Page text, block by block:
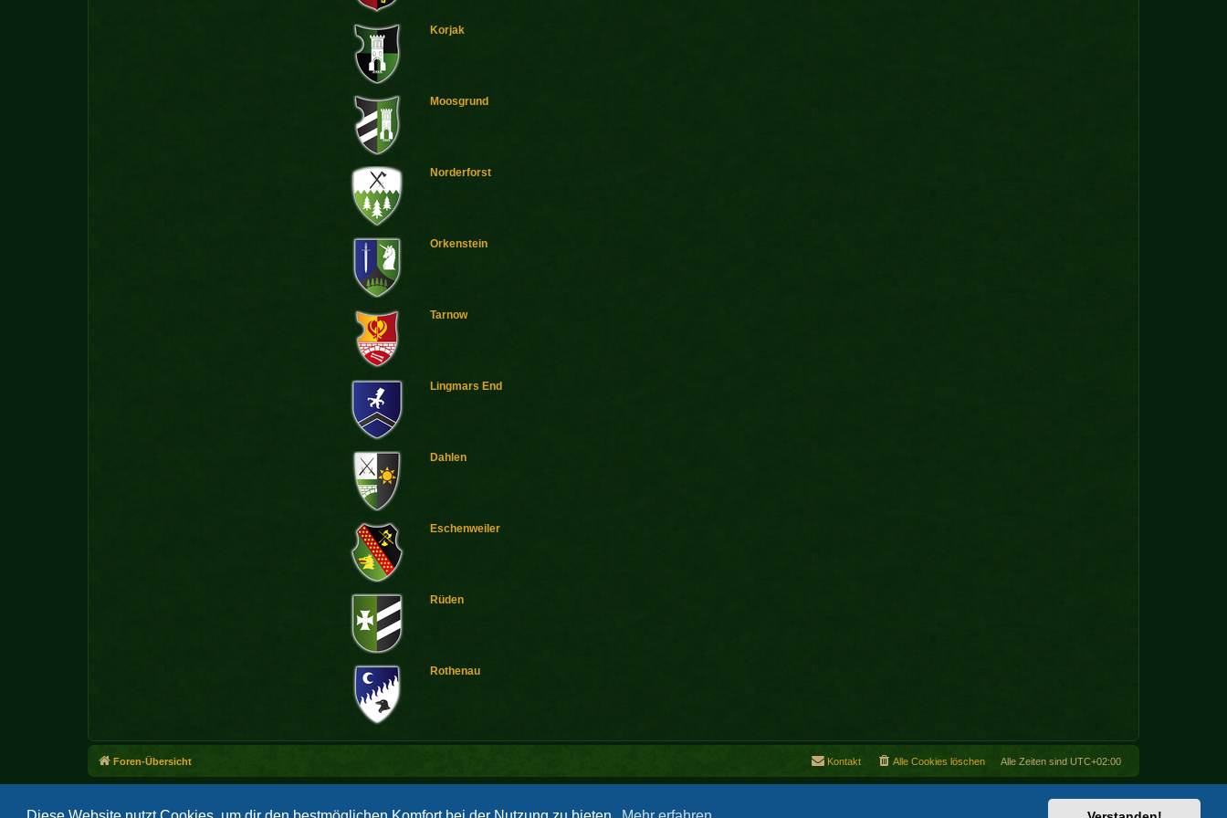
Korjak
Moosgrund
Norderforst
Orkenstein
Tarnow
Lingmars End
Dahlen
Eschenweiler
Rüden
Rothenau
Foren-Übersicht Alle Zeiten sind UTC+02:00
Alle Cookies löschen
Kontakt